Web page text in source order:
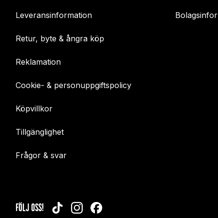
Leveransinformation
Retur, byte & ångra köp
Reklamation
Cookie- & personuppgiftspolicy
Köpvillkor
Tillgänglighet
Frågor & svar
FÖLJ OSS! TIKTOKINSTAGRAMFACEBOOK